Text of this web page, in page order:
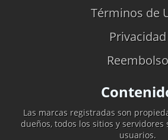
Términos de
Privacidad
Reembolso
Las marcas registradas son
dueños, todos los sitios y servidores
usuarios.